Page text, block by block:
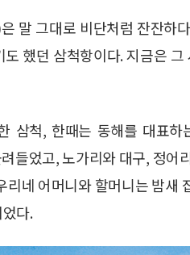
말 그대로 비단처럼 잔잔하
했던 삼척항이다. 지금은
삼척, 한때는 동해를 대표하
들었고, 노가리와 대구, 정어
네 어머니와 할머니는 밤새
다.